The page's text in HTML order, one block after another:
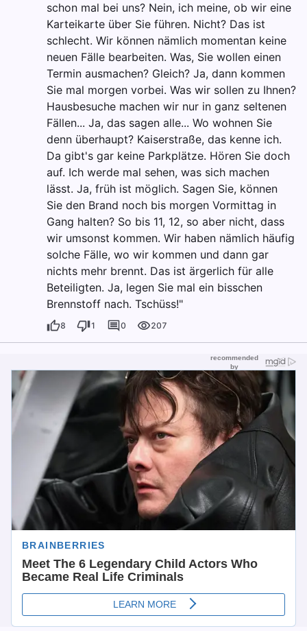
schon mal bei uns? Nein, ich meine, ob wir eine
Karteikarte über Sie führen. Nicht? Das ist
schlecht. Wir können nämlich momentan keine
neuen Fälle bearbeiten. Was, Sie wollen einen
Termin ausmachen? Gleich? Ja, dann kommen
Sie mal morgen vorbei. Was wir sollen zu Ihnen?
Hausbesuche machen wir nur in ganz seltenen
Fällen... Ja, das sagen alle... Wo wohnen Sie
denn überhaupt? Kaiserstraße, das kenne ich.
Da gibt's gar keine Parkplätze. Hören Sie doch
auf. Ich werde mal sehen, was sich machen
lässt. Ja, früh ist möglich. Sagen Sie, können
Sie den Brand noch bis morgen Vormittag in
Gang halten? So bis 11, 12, so aber nicht, dass
wir umsonst kommen. Wir haben nämlich häufig
solche Fälle, wo wir kommen und dann gar
nichts mehr brennt. Das ist ärgerlich für alle
Beteiligten. Ja, legen Sie mal ein bisschen
Brennstoff nach. Tschüss!"
8 1 0 207